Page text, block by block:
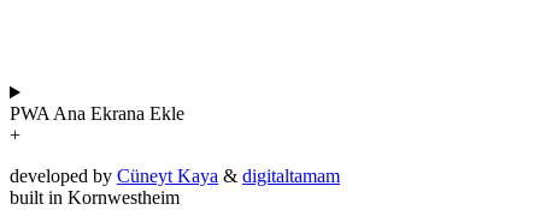
PWA Ana Ekrana Ekle
+
developed by Cüneyt Kaya & digitaltamam
built in Kornwestheim